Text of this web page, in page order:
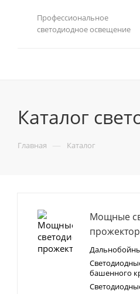
Профессиональное
светодиодное освещение
Каталог
Главная — Каталог
Мощные
башенного